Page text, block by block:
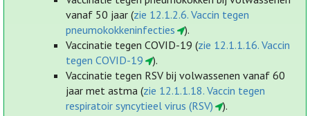
vanaf 50 jaar (zie 12.1.2.6. Vaccin tegen
pneumokokkeninfecties
).
Vaccinatie tegen COVID-19 (zie 12.1.1.16. Vaccin
tegen COVID-19
).
Vaccinatie tegen RSV bij volwassenen vanaf 60
jaar met astma (zie 12.1.1.18. Vaccin tegen
respiratoir syncytieel virus (RSV)
).